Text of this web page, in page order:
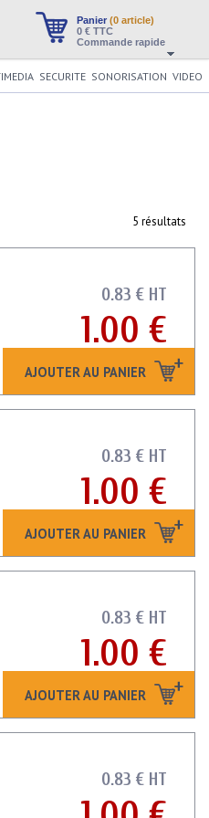
Panier (0 article)
0 € TTC
Commande rapide
SECURITE SONORISATION VIDEO
5 résultats
0.83 € HT
1.00 €
AJOUTER AU PANIER
0.83 € HT
1.00 €
AJOUTER AU PANIER
0.83 € HT
1.00 €
AJOUTER AU PANIER
0.83 € HT